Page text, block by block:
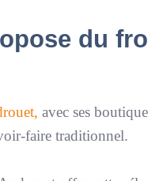
du
avec ses
faire traditionnel.